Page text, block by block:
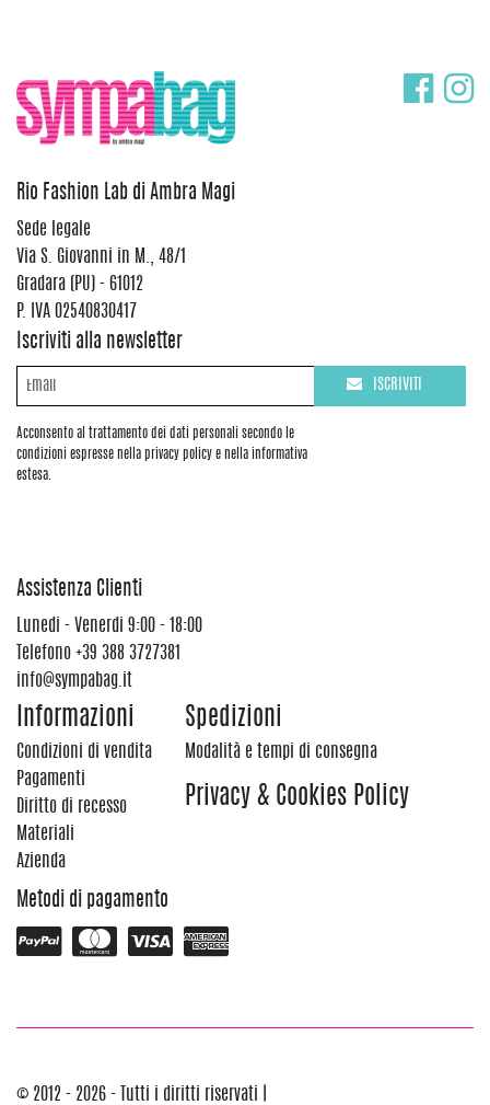
Rio Fashion Lab di Ambra Magi
Sede legale
Via S. Giovanni in M., 48/1
Gradara (PU) - 61012
P. IVA 02540830417
Iscriviti alla newsletter
Acconsento al trattamento dei dati personali secondo le
condizioni espresse nella privacy policy e nella informativa
estesa.
ISCRIVITI
Assistenza Clienti
Lunedi - Venerdi 9:00 - 18:00
Telefono +39 388 3727381
info@sympabag.it
Informazioni
Condizioni di vendita
Pagamenti
Diritto di recesso
Materiali
Azienda
Spedizioni
Modalità e tempi di consegna
Privacy & Cookies Policy
Metodi di pagamento
© 2012 - 2026 - Tutti i diritti riservati |